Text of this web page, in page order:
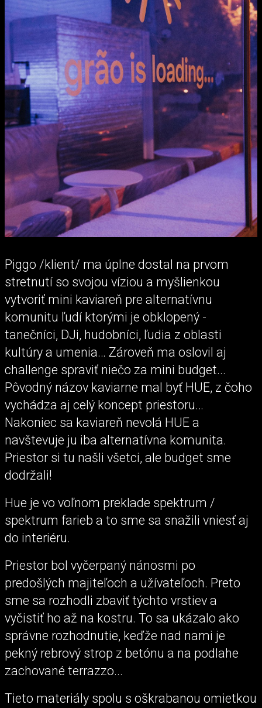
Piggo /klient/ ma úplne dostal na prvom
stretnutí so svojou víziou a myšlienkou
vytvoriť mini kaviareň pre alternatívnu
komunitu ľudí ktorými je obklopený -
tanečníci, DJi, hudobníci, ľudia z oblasti
kultúry a umenia… Zároveň ma oslovil aj
challenge spraviť niečo za mini budget...
Pôvodný názov kaviarne mal byť HUE, z čoho
vychádza aj celý koncept priestoru…
Nakoniec sa kaviareň nevolá HUE a
navštevuje ju iba alternatívna komunita.
Priestor si tu našli všetci, ale budget sme
dodržali!
Hue je vo voľnom preklade spektrum /
spektrum farieb a to sme sa snažili vniesť aj
do interiéru.
Priestor bol vyčerpaný nánosmi po
predošlých majiteľoch a užívateľoch. Preto
sme sa rozhodli zbaviť týchto vrstiev a
vyčistiť ho až na kostru. To sa ukázalo ako
správne rozhodnutie, keďže nad nami je
pekný rebrový strop z betónu a na podlahe
zachované terrazzo...
Tieto materiály spolu s oškrabanou omietkou